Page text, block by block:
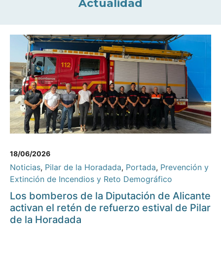
Actualidad
18/06/2026
Noticias, Pilar de la Horadada, Portada, Prevención y
Extinción de Incendios y Reto Demográfico
Los bomberos de la Diputación de Alicante
activan el retén de refuerzo estival de Pilar
de la Horadada